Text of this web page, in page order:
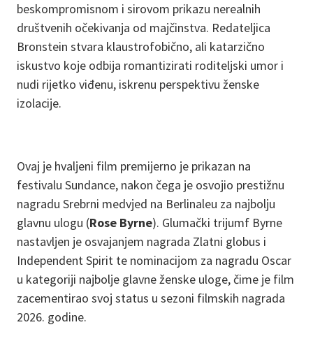
beskompromisnom i sirovom prikazu nerealnih
društvenih očekivanja od majčinstva. Redateljica
Bronstein stvara klaustrofobično, ali katarzično
iskustvo koje odbija romantizirati roditeljski umor i
nudi rijetko viđenu, iskrenu perspektivu ženske
izolacije.
Ovaj je hvaljeni film premijerno je prikazan na
festivalu Sundance, nakon čega je osvojio prestižnu
nagradu Srebrni medvjed na Berlinaleu za najbolju
glavnu ulogu (Rose Byrne). Glumački trijumf Byrne
nastavljen je osvajanjem nagrada Zlatni globus i
Independent Spirit te nominacijom za nagradu Oscar
u kategoriji najbolje glavne ženske uloge, čime je film
zacementirao svoj status u sezoni filmskih nagrada
2026. godine.